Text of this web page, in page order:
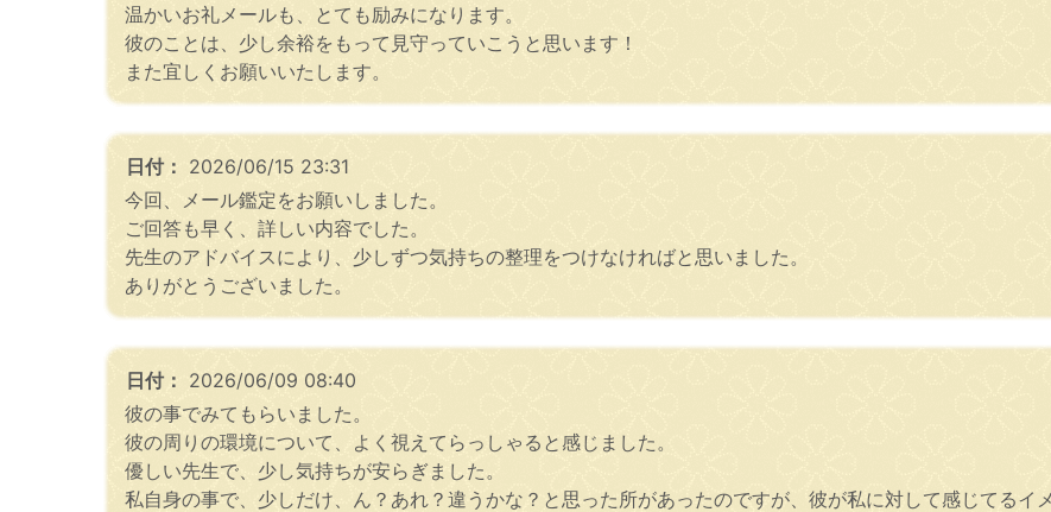
温かいお礼メールも、とても励みになります。
彼のことは、少し余裕をもって見守っていこうと思います！
また宜しくお願いいたします。
日付： 2026/06/15 23:31
今回、メール鑑定をお願いしました。
ご回答も早く、詳しい内容でした。
先生のアドバイスにより、少しずつ気持ちの整理をつけなければと思いました。
ありがとうございました。
日付： 2026/06/09 08:40
彼の事でみてもらいました。
彼の周りの環境について、よく視えてらっしゃると感じました。
優しい先生で、少し気持ちが安らぎました。
私自身の事で、少しだけ、ん？あれ？違うかな？と思った所があったのですが、彼が私に対して感じてるイ